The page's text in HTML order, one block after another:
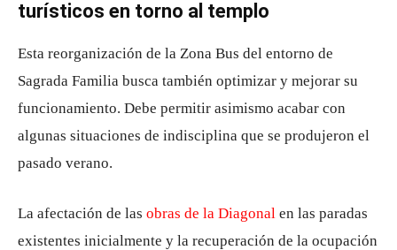
turísticos en torno al templo
Esta reorganización de la Zona Bus del entorno de
Sagrada Familia busca también optimizar y mejorar su
funcionamiento. Debe permitir asimismo acabar con
algunas situaciones de indisciplina que se produjeron el
pasado verano.
La afectación de las obras de la Diagonal en las paradas
existentes inicialmente y la recuperación de la ocupación